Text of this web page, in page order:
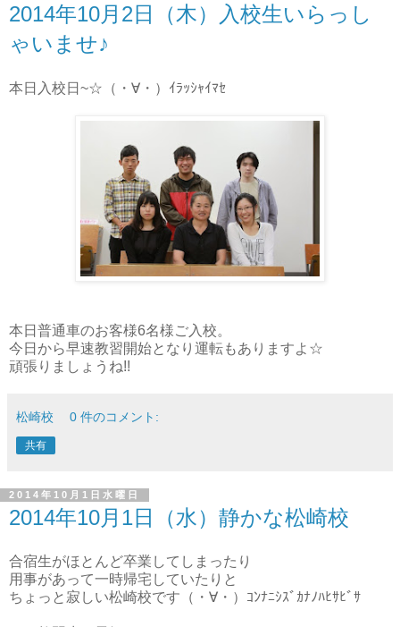
2014年10月2日（木）入校生いらっし
ゃいませ♪
本日入校日~☆（・∀・）ｲﾗｯｼｬｲﾏｾ
本日普通車のお客様6名様ご入校。
今日から早速教習開始となり運転もありますよ☆
頑張りましょうね!!
松崎校 0 件のコメント:
共有
2014年10月1日水曜日
2014年10月1日（水）静かな松崎校
合宿生がほとんど卒業してしまったり
用事があって一時帰宅していたりと
ちょっと寂しい松崎校です（・∀・）ｺﾝﾅﾆｼｽﾞｶﾅﾉﾊﾋｻﾋﾞｻ